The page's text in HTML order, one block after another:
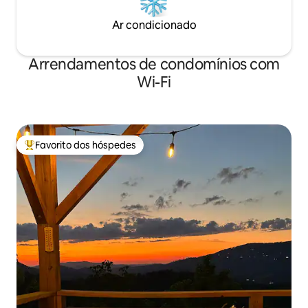
Ar condicionado
Arrendamentos de condomínios com
Wi-Fi
Favoritos dos hóspedes mais apreciados
Favorito dos hóspedes